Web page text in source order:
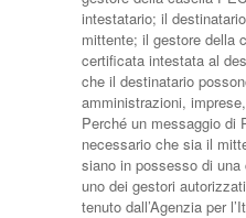
intestatario; il
mittente; il gestore della
certificata intestata al
che il destinatario
amministrazioni,
Perché un messaggio di
necessario che sia il
siano in possesso di
uno dei gestori
tenuto dall’Agenzia per